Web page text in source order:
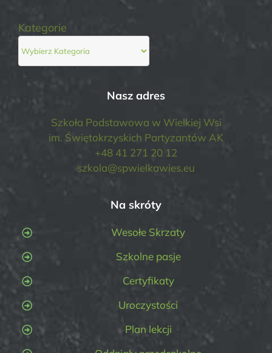
Kategorie
Nasz adres
Szkoła Podstawowa w Wielkiej Wsi
im. Świętokrzyskich Partyzantów AK
+48 41 271 20 12
szkola@spwielkawies.eu
Na skróty
Wesołe Skrzaty
Szkolne pasje
Certyfikaty
Uroczystości
Plan lekcji